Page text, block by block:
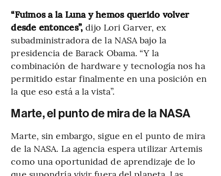
“Fuimos a la Luna y hemos querido volver
desde entonces”, dijo Lori Garver, ex
subadministradora de la NASA bajo la
presidencia de Barack Obama. “Y la
combinación de hardware y tecnología nos ha
permitido estar finalmente en una posición en
la que eso está a la vista”.
Marte, el punto de mira de la NASA
Marte, sin embargo, sigue en el punto de mira
de la NASA. La agencia espera utilizar Artemis
como una oportunidad de aprendizaje de lo